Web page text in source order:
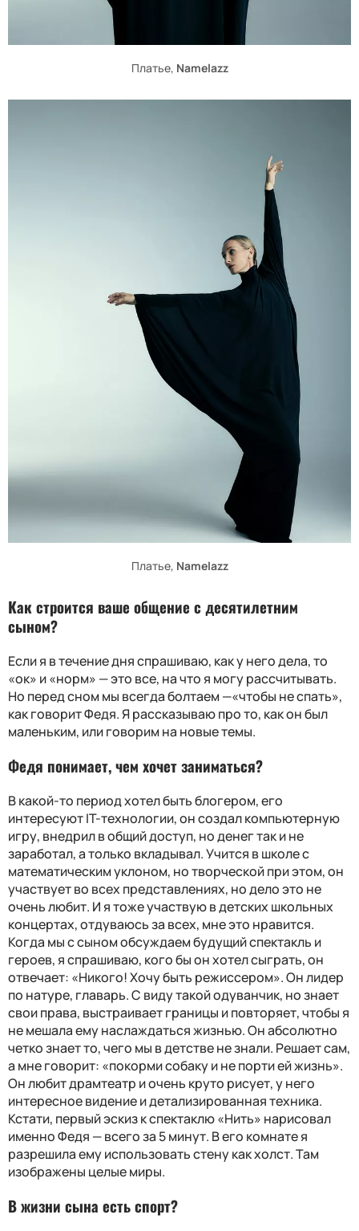
Платье, Namelazz
Платье, Namelazz
Как строится ваше общение с десятилетним
сыном?
Если я в течение дня спрашиваю, как у него дела, то
«ок» и «норм» — это все, на что я могу рассчитывать.
Но перед сном мы всегда болтаем —«чтобы не спать»,
как говорит Федя. Я рассказываю про то, как он был
маленьким, или говорим на новые темы.
Федя понимает, чем хочет заниматься?
В какой-то период хотел быть блогером, его
интересуют IT-технологии, он создал компьютерную
игру, внедрил в общий доступ, но денег так и не
заработал, а только вкладывал. Учится в школе с
математическим уклоном, но творческой при этом, он
участвует во всех представлениях, но дело это не
очень любит. И я тоже участвую в детских школьных
концертах, отдуваюсь за всех, мне это нравится.
Когда мы с сыном обсуждаем будущий спектакль и
героев, я спрашиваю, кого бы он хотел сыграть, он
отвечает: «Никого! Хочу быть режиссером». Он лидер
по натуре, главарь. С виду такой одуванчик, но знает
свои права, выстраивает границы и повторяет, чтобы я
не мешала ему наслаждаться жизнью. Он абсолютно
четко знает то, чего мы в детстве не знали. Решает сам,
а мне говорит: «покорми собаку и не порти ей жизнь».
Он любит драмтеатр и очень круто рисует, у него
интересное видение и детализированная техника.
Кстати, первый эскиз к спектаклю «Нить» нарисовал
именно Федя — всего за 5 минут. В его комнате я
разрешила ему использовать стену как холст. Там
изображены целые миры.
В жизни сына есть спорт?